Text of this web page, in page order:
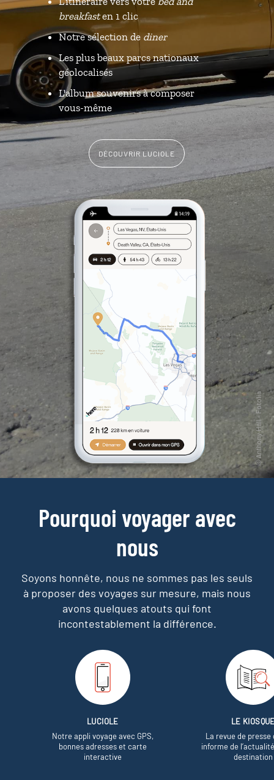
breakfasten 1 clic
Notre sélection de diner
Les plus beaux parcs nationaux
géolocalisés
L'album souvenirs à composer
vous-même
DÉCOUVRIR LUCIOLE
Pourquoi voyager avec
nous
Soyons honnête, nous ne sommes pas les seuls
à proposer des voyages sur mesure, mais nous
avons quelques atouts qui font
incontestablement la différence.
LUCIOLE
Notre appli voyage avec GPS,
bonnes adresses et carte
interactive
LE
La revue de presse
informe de
destination